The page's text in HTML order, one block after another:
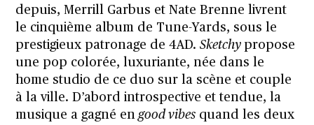
depuis, Merrill Garbus et Nate Brenne livrent
le cinquième album de Tune-Yards, sous le
prestigieux patronage de 4AD.Sketchy propose
une pop colorée, luxuriante, née dans le
home studio de ce duo sur la scène et couple
à la ville. D’abord introspective et tendue, la
musique a gagné en good vibes quand les deux